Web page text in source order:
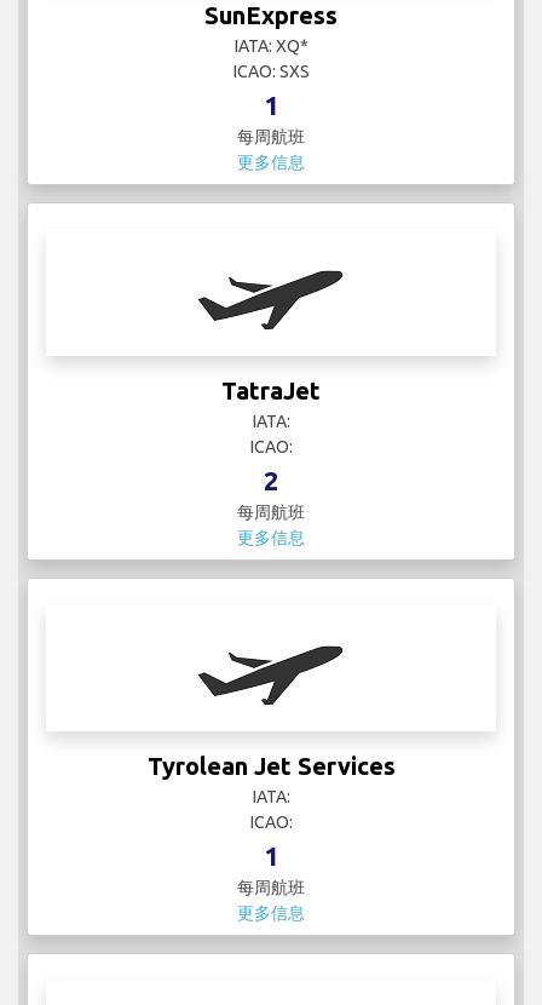
SunExpress
IATA: XQ*
ICAO: SXS
1
每周航班
更多信息
TatraJet
IATA:
ICAO:
2
每周航班
更多信息
Tyrolean Jet Services
IATA:
ICAO:
1
每周航班
更多信息